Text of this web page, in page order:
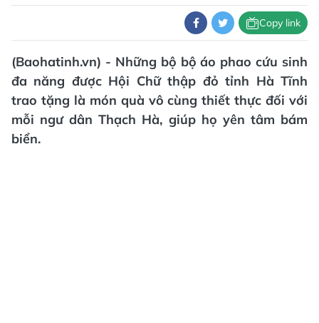
Copy link
(Baohatinh.vn) - Những bộ bộ áo phao cứu sinh
đa năng được Hội Chữ thập đỏ tỉnh Hà Tĩnh
trao tặng là món quà vô cùng thiết thực đối với
mỗi ngư dân Thạch Hà, giúp họ yên tâm bám
biển.